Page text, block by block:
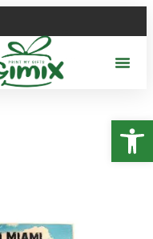
פתח סרגל נגישות